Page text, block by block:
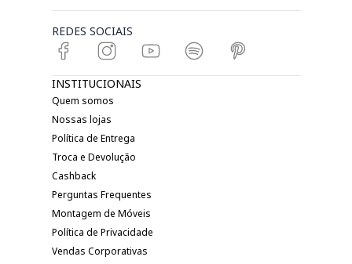
REDES SOCIAIS
INSTITUCIONAIS
Quem somos
Nossas lojas
Política de Entrega
Troca e Devolução
Cashback
Perguntas Frequentes
Montagem de Móveis
Política de Privacidade
Vendas Corporativas